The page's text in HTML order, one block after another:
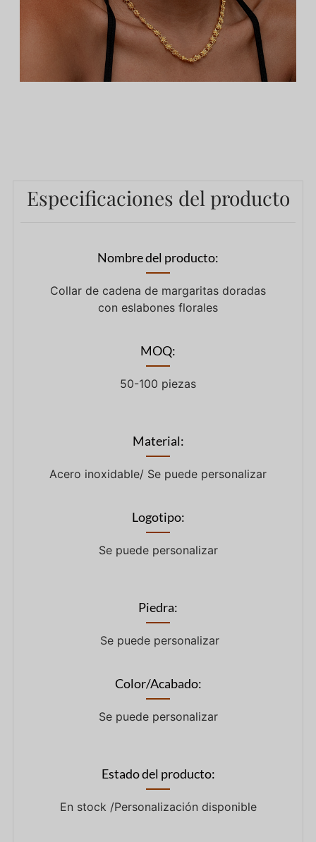
Especificaciones del producto
Nombre del producto:
Collar de cadena de margaritas doradas
con eslabones florales
MOQ:
50-100 piezas
Material:
Acero inoxidable/ Se puede personalizar
Logotipo:
Se puede personalizar
Piedra:
Se puede personalizar
Color/Acabado:
Se puede personalizar
Estado del producto:
En stock /Personalización disponible